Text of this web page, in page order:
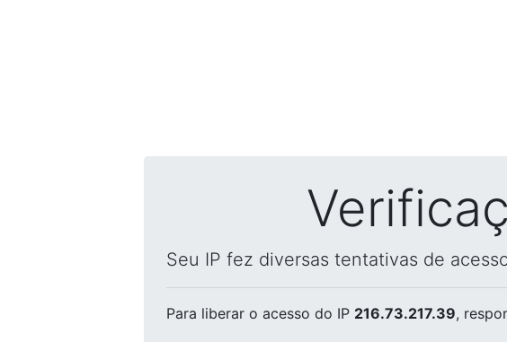
Seu IP fez diversas tentativas de
Para liberar o acesso do IP 216.73.217.39,